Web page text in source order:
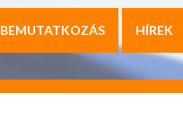
BEMUTATKOZÁS HÍREK